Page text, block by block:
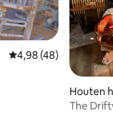
Gemiddelde
4,98 (48)
Houten
The